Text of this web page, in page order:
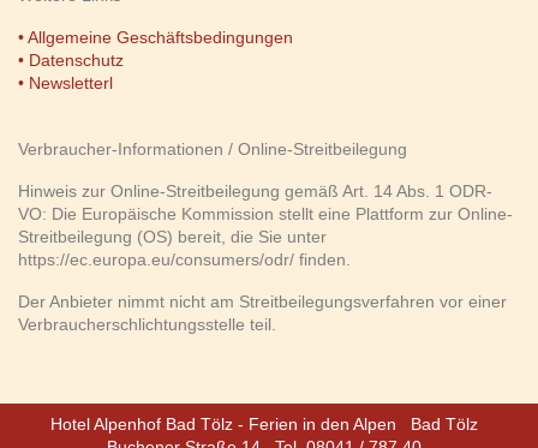
• Allgemeine Geschäftsbedingungen
• Datenschutz
• Newsletterl
Verbraucher-Informationen / Online-Streitbeilegung
Hinweis zur Online-Streitbeilegung gemäß Art. 14 Abs. 1 ODR-
VO: Die Europäische Kommission stellt eine Plattform zur Online-
Streitbeilegung (OS) bereit, die Sie unter
https://ec.europa.eu/consumers/odr/ finden.
Der Anbieter nimmt nicht am Streitbeilegungsverfahren vor einer
Verbraucherschlichtungsstelle teil.
Hotel Alpenhof Bad Tölz - Ferien in den Alpen
Bad Tölz